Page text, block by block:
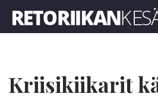
Kriisikiikarit